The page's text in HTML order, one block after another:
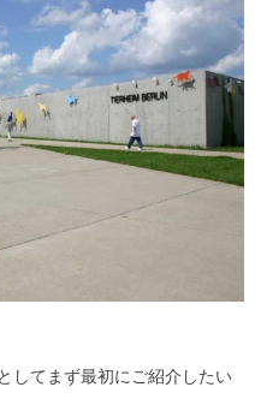
してまず最初にご紹介したい